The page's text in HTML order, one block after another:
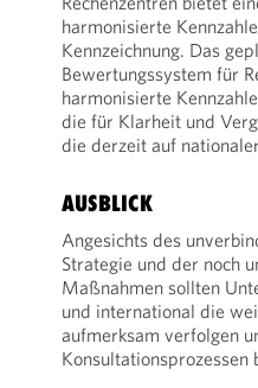
harmonisierte
Kennzeichnung. Das
Bewertungssystem für
harmonisierte
die für Klarheit und
die derzeit auf
AUSBLICK
Angesichts des
Strategie und der noch
Maßnahmen sollten
und international die
aufmerksam verfolgen
Konsultationsprozessen